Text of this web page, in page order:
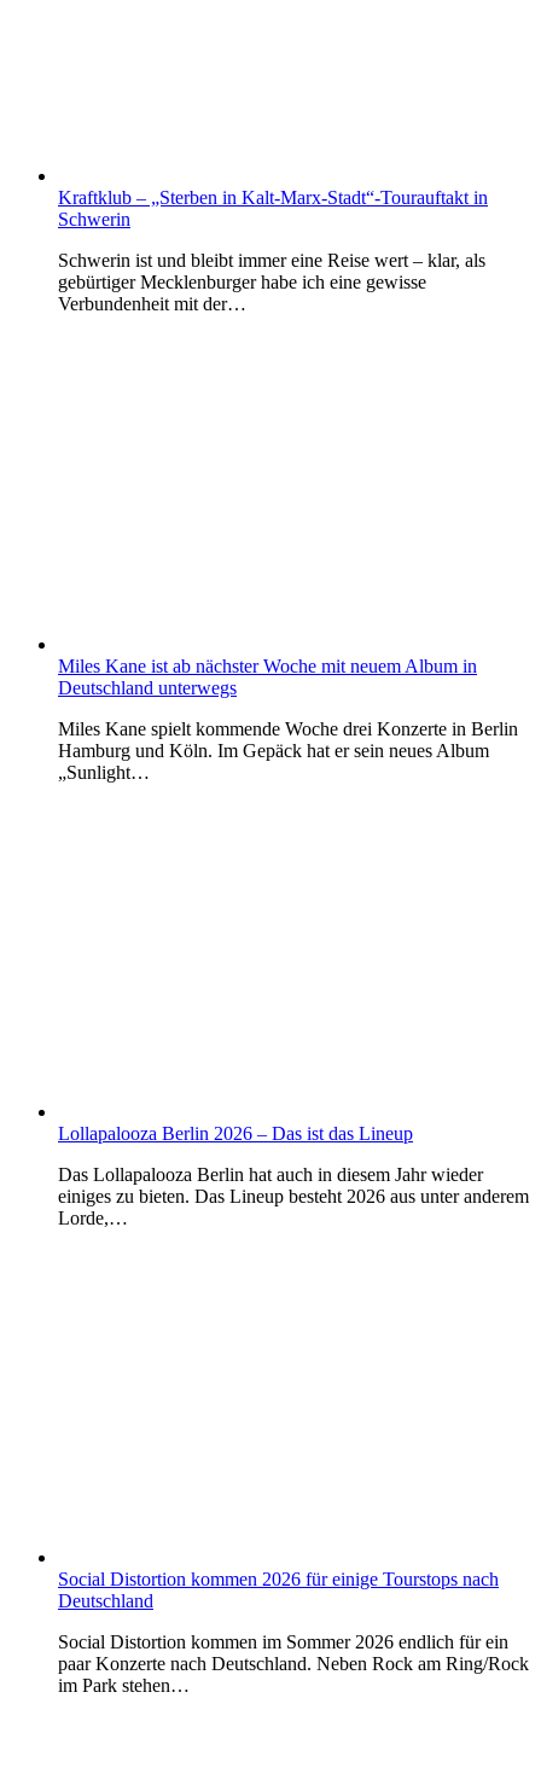
Kraftklub – „Sterben in Kalt-Marx-Stadt“-Tourauftakt in
Schwerin
Schwerin ist und bleibt immer eine Reise wert – klar, als
gebürtiger Mecklenburger habe ich eine gewisse
Verbundenheit mit der…
Miles Kane ist ab nächster Woche mit neuem Album in
Deutschland unterwegs
Miles Kane spielt kommende Woche drei Konzerte in Berlin
Hamburg und Köln. Im Gepäck hat er sein neues Album
„Sunlight…
Lollapalooza Berlin 2026 – Das ist das Lineup
Das Lollapalooza Berlin hat auch in diesem Jahr wieder
einiges zu bieten. Das Lineup besteht 2026 aus unter anderem
Lorde,…
Social Distortion kommen 2026 für einige Tourstops nach
Deutschland
Social Distortion kommen im Sommer 2026 endlich für ein
paar Konzerte nach Deutschland. Neben Rock am Ring/Rock
im Park stehen…